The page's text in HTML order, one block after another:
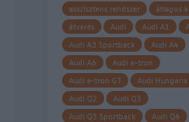
asszisztens rendszer
átlagos
átverés
Audi Audi A1
Audi A3 Sportback
Audi A4
Audi A6
Audi e-tron
Audi e-tron GT
Audi Hungaria
Audi Q2
Audi Q3
Audi Q3 Sportback
Audi Q6